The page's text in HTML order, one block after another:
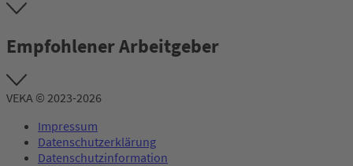
Empfohlener Arbeitgeber
VEKA © 2023-2026
Impressum
Datenschutzerklärung
Datenschutzinformation